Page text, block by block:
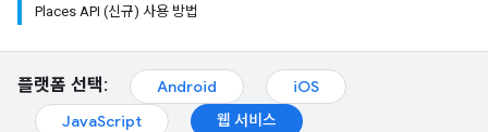
Places API (신규) 사용 방법
플랫폼 선택: Android
iOS
JavaScript
웹 서비스